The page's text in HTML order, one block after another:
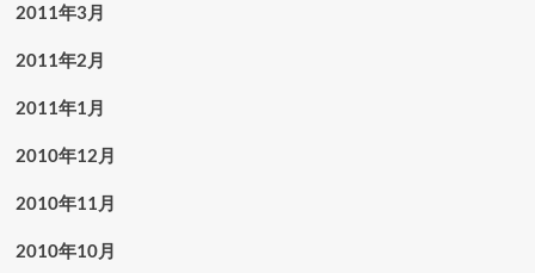
2011年3月
2011年2月
2011年1月
2010年12月
2010年11月
2010年10月